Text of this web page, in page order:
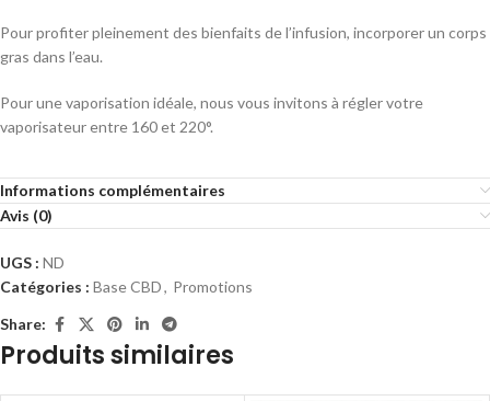
Pour profiter pleinement des bienfaits de l’infusion, incorporer un corps
gras dans l’eau.
Pour une vaporisation idéale, nous vous invitons à régler votre
vaporisateur entre 160 et 220°.
Informations complémentaires
Avis (0)
UGS : ND
Catégories : Base CBD, Promotions
Share:
Produits similaires